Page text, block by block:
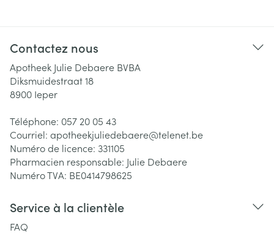
Contactez nous
Apotheek Julie Debaere BVBA
Diksmuidestraat 18
8900 Ieper
Téléphone: 057 20 05 43
Courriel: apotheekjuliedebaere@telenet.be
Numéro de licence: 331105
Pharmacien responsable: Julie Debaere
Numéro TVA: BE0414798625
Service à la clientèle
FAQ